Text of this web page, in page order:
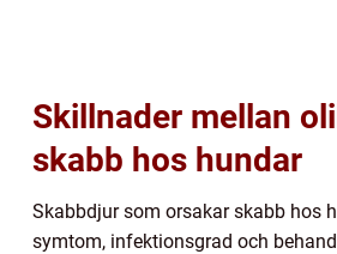
Skillnader mellan
skabb hos hundar
Skabbdjur som orsakar skabb hos
symtom, infektionsgrad och